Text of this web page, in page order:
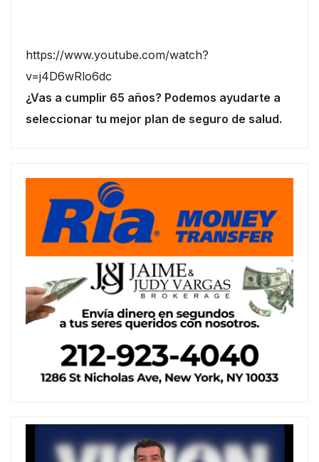
https://www.youtube.com/watch?
v=j4D6wRlo6dc
¿Vas a cumplir 65 años? Podemos ayudarte a
seleccionar tu mejor plan de seguro de salud.